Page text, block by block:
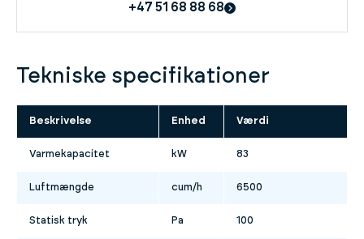
+47 51 68 88 68
Tekniske specifikationer
Beskrivelse Enhed Værdi
Varmekapacitet kW 83
Luftmængde cum/h 6500
Statisk tryk Pa 100